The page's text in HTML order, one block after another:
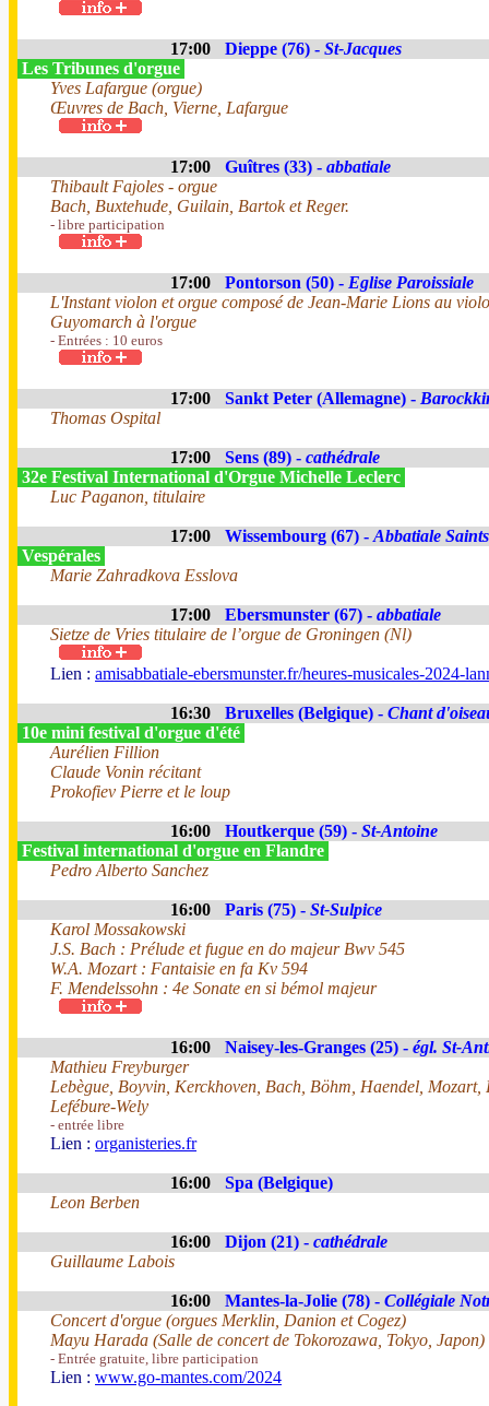
17:00 Dieppe (76) - St-Jacques
Les Tribunes d'orgue
Yves Lafargue (orgue)
Œuvres de Bach, Vierne, Lafargue
17:00 Guîtres (33) - abbatiale
Thibault Fajoles - orgue
Bach, Buxtehude, Guilain, Bartok et Reger.
- libre participation
17:00 Pontorson (50) - Eglise Paroissiale
L'Instant violon et orgue composé de Jean-Marie Lions au
Guyomarch à l'orgue
- Entrées : 10 euros
17:00 Sankt Peter (Allemagne) -
Thomas Ospital
17:00 Sens (89) - cathédrale
32e Festival International d'Orgue Michelle Leclerc
Luc Paganon, titulaire
17:00 Wissembourg (67) - Abbatiale
Vespérales
Marie Zahradkova Esslova
17:00 Ebersmunster (67) - abbatiale
Sietze de Vries titulaire de l’orgue de Groningen (Nl)
Lien : amisabbatiale-ebersmunster.fr/heures-musicales-2024-
16:30 Bruxelles (Belgique) - Chant
10e mini festival d'orgue d'été
Aurélien Fillion
Claude Vonin récitant
Prokofiev Pierre et le loup
16:00 Houtkerque (59) - St-Antoine
Festival international d'orgue en Flandre
Pedro Alberto Sanchez
16:00 Paris (75) - St-Sulpice
Karol Mossakowski
J.S. Bach : Prélude et fugue en do majeur Bwv 545
W.A. Mozart : Fantaisie en fa Kv 594
F. Mendelssohn : 4e Sonate en si bémol majeur
16:00 Naisey-les-Granges (25) - égl. St-
Mathieu Freyburger
Lebègue, Boyvin, Kerckhoven, Bach, Böhm, Haendel, Mozart,
Lefébure-Wely
- entrée libre
Lien : organisteries.fr
16:00
Spa (Belgique)
Leon Berben
16:00 Dijon (21) - cathédrale
Guillaume Labois
16:00 Mantes-la-Jolie (78) - Collégiale
Concert d'orgue (orgues Merklin, Danion et Cogez)
Mayu Harada (Salle de concert de Tokorozawa, Tokyo, Japon)
- Entrée gratuite, libre participation
Lien : www.go-mantes.com/2024